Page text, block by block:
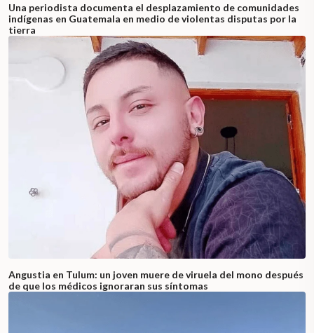
Una periodista documenta el desplazamiento de comunidades
indígenas en Guatemala en medio de violentas disputas por la
tierra
Angustia en Tulum: un joven muere de viruela del mono después
de que los médicos ignoraran sus síntomas